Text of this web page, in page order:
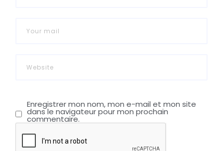
Enregistrer mon nom, mon e-mail et mon site
dans le navigateur pour mon prochain
commentaire.